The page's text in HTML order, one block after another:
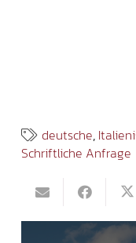
deutsche,
Schriftliche Anfrage